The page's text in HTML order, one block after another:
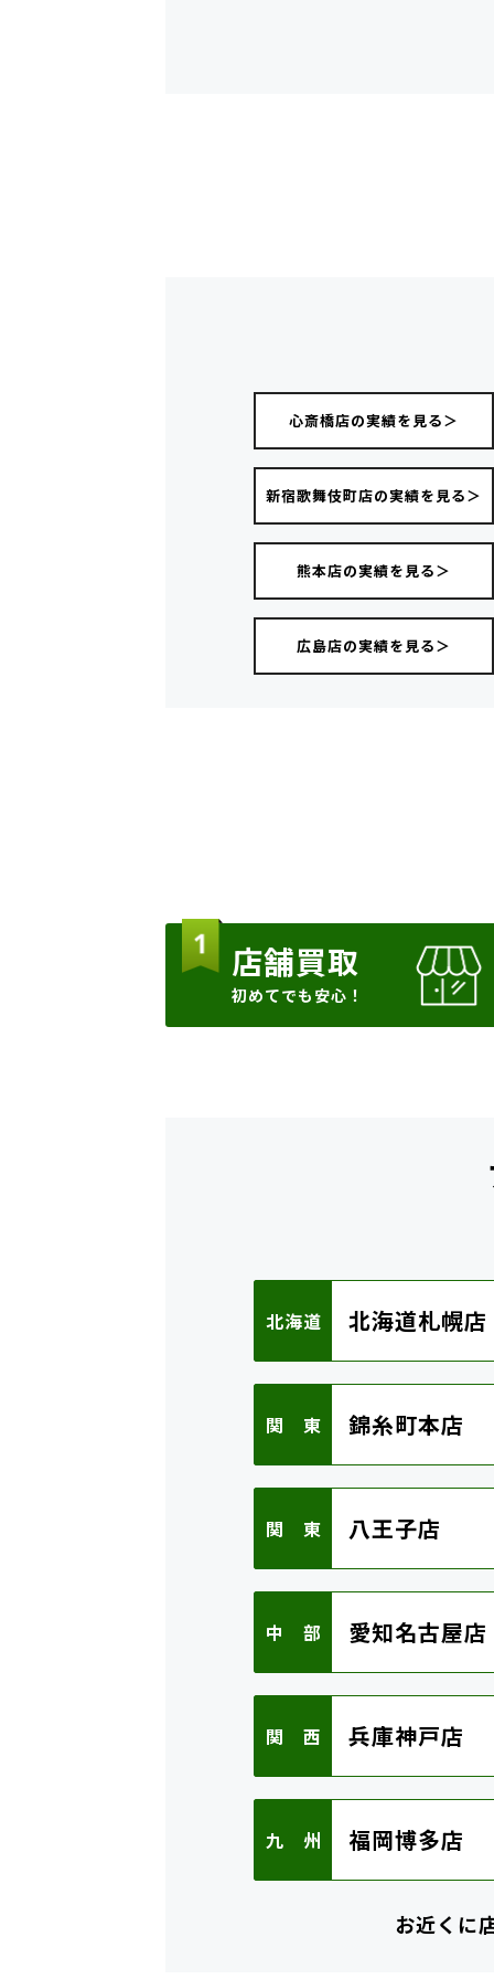
心斎橋店の実績を見る＞
新宿歌舞伎町店の実績を見る＞
熊本店の実績を見る＞
広島店の実績を見る＞
店舗買取
初めてでも安心！
北海道 北海道札幌店
関 東 錦糸町本店
関 東 八王子店
中 部 愛知名古屋店
関 西 兵庫神戸店
九 州 福岡博多店
お近くに